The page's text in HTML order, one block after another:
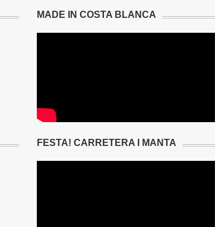
MADE IN COSTA BLANCA
FESTA! CARRETERA I MANTA